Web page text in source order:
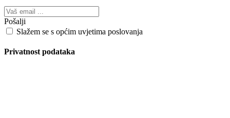
Pošalji
Slažem se s općim uvjetima poslovanja
Privatnost podataka